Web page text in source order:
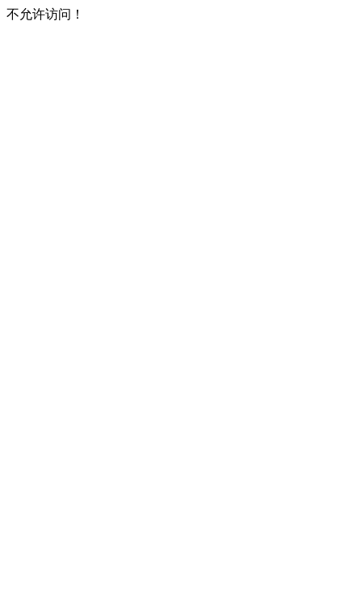
不允许访问！